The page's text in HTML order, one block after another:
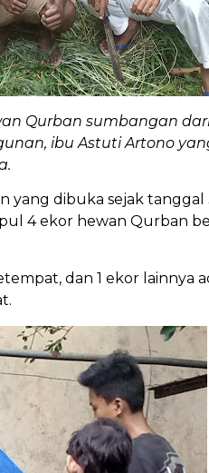
Qurban sumbangan
ibu Astuti Artono
yang dibuka sejak
4 ekor hewan Qurban
dan 1 ekor lainnya